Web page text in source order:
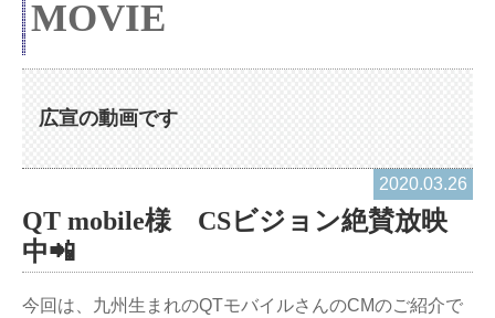
MOVIE
広宣の動画です
2020.03.26
QT mobile様 CSビジョン絶賛放映
中📲
今回は、九州生まれのQTモバイルさんのCMのご紹介で